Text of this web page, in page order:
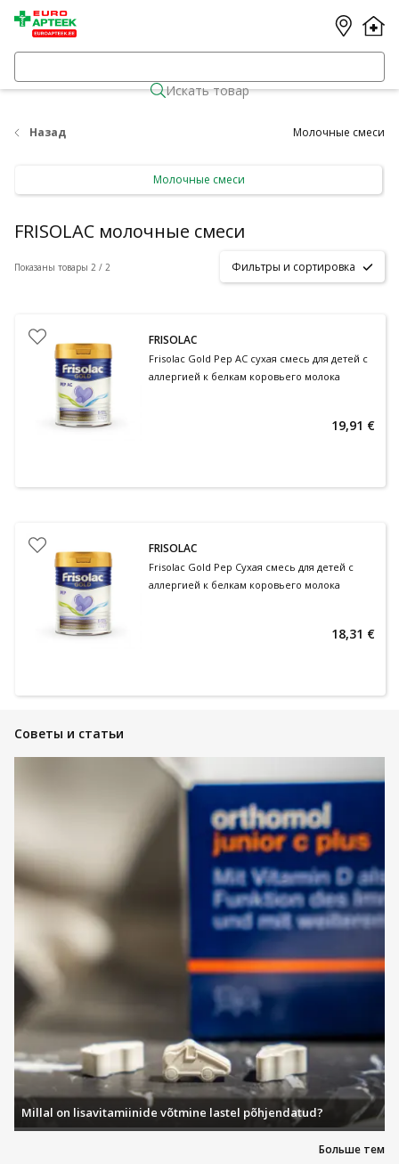
Искать товар
Назад Молочные смеси
Молочные смеси
FRISOLAC молочные смеси
Показаны товары 2 / 2 Фильтры и сортировка
FRISOLAC
Frisolac Gold Pep AC сухая смесь для детей с
аллергией к белкам коровьего молока
19,91 €
FRISOLAC
Frisolac Gold Pep Сухая смесь для детей с
аллергией к белкам коровьего молока
18,31 €
Советы и статьи
Больше тем
Millal on lisavitamiinide võtmine lastel põhjendatud?